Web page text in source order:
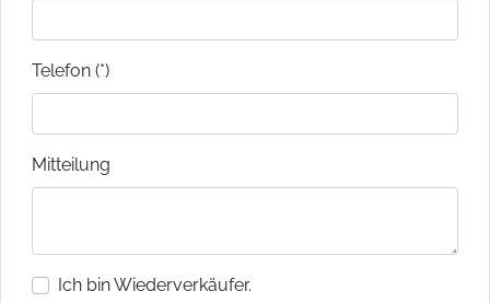
Telefon (*)
Mitteilung
Ich bin Wiederverkäufer.